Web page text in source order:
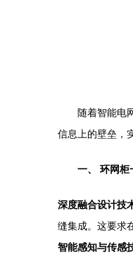
随着智能电
信息上的壁垒，
一、 环网柜
深度融合设计技
缝集成。这要求
智能感知与传感